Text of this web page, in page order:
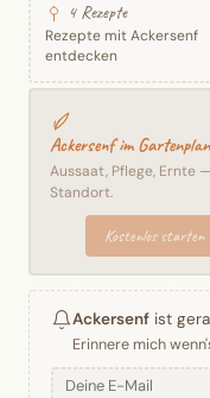
4 Rezepte
Rezepte mit Ackersenf
entdecken
Ackersenf im
Aussaat, Pflege, Ernte
Standort.
Kostenlos starten
Ackersenf ist
Erinnere mich